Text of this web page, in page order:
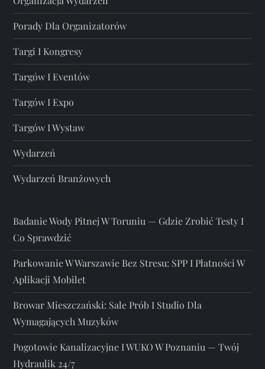
Porady Dla Organizatorów
Targi I Kongresy
Targów I Eventów
Targów I Expo
Targów I Wystaw
Wydarzeń
Wydarzeń Branżowych
Badanie Wody Pitnej W Toruniu — Gdzie Zrobić Testy I
Co Sprawdzić
Parkowanie W Warszawie Bez Stresu: SPP I Płatności W
Aplikacji Mobilet
Browar Mieszczański: Sale Prób I Studio Dla
Wymagających Muzyków
Pogotowie Kanalizacyjne I WUKO W Poznaniu — Twój
Hydraulik 24/7